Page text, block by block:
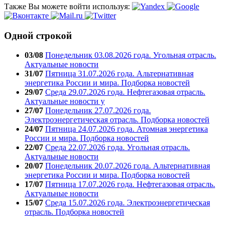
Также Вы можете войти используя:
Одной строкой
03/08 Понедельник 03.08.2026 года. Угольная отрасль.
Актуальные новости
31/07 Пятница 31.07.2026 года. Альтернативная
энергетика России и мира. Подборка новостей
29/07 Среда 29.07.2026 года. Нефтегазовая отрасль.
Актуальные новости у
27/07 Понедельник 27.07.2026 года.
Электроэнергетическая отрасль. Подборка новостей
24/07 Пятница 24.07.2026 года. Атомная энергетика
России и мира. Подборка новостей
22/07 Среда 22.07.2026 года. Угольная отрасль.
Актуальные новости
20/07 Понедельник 20.07.2026 года. Альтернативная
энергетика России и мира. Подборка новостей
17/07 Пятница 17.07.2026 года. Нефтегазовая отрасль.
Актуальные новости
15/07 Среда 15.07.2026 года. Электроэнергетическая
отрасль. Подборка новостей